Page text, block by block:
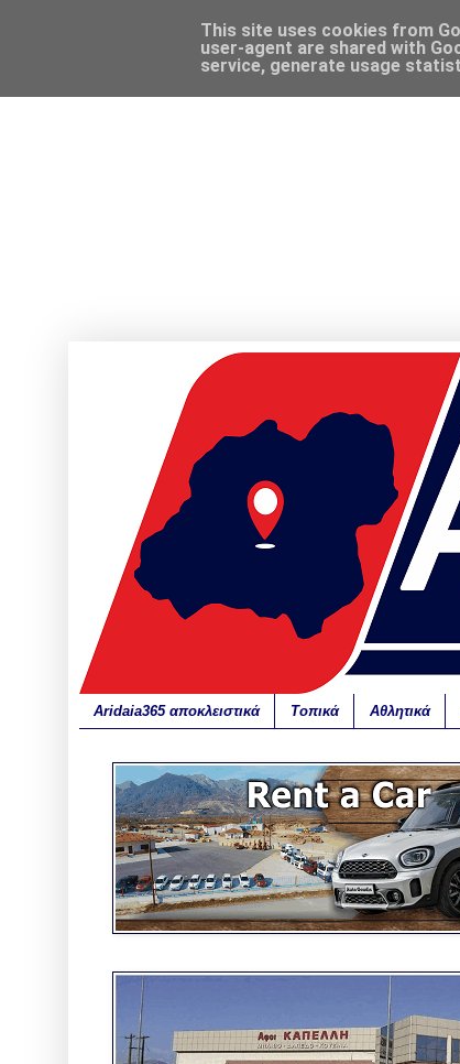
Aridaia365 αποκλειστικά Τοπικά Αθλητικά
This site uses cookies from
user-agent are shared with
service, generate usage